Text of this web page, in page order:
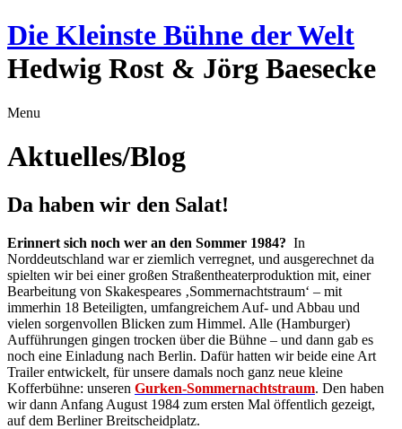
Die Kleinste Bühne der Welt
Hedwig Rost & Jörg Baesecke
Menu
Aktuelles/Blog
Da haben wir den Salat!
Erinnert sich noch wer an den Sommer 1984? In
Norddeutschland war er ziemlich verregnet, und ausgerechnet da
spielten wir bei einer großen Straßentheaterproduktion mit, einer
Bearbeitung von Skakespeares ‚Sommernachtstraum‘ – mit
immerhin 18 Beteiligten, umfangreichem Auf- und Abbau und
vielen sorgenvollen Blicken zum Himmel. Alle (Hamburger)
Aufführungen gingen trocken über die Bühne – und dann gab es
noch eine Einladung nach Berlin. Dafür hatten wir beide eine Art
Trailer entwickelt, für unsere damals noch ganz neue kleine
Kofferbühne: unseren Gurken-Sommernachtstraum. Den haben
wir dann Anfang August 1984 zum ersten Mal öffentlich gezeigt,
auf dem Berliner Breitscheidplatz.